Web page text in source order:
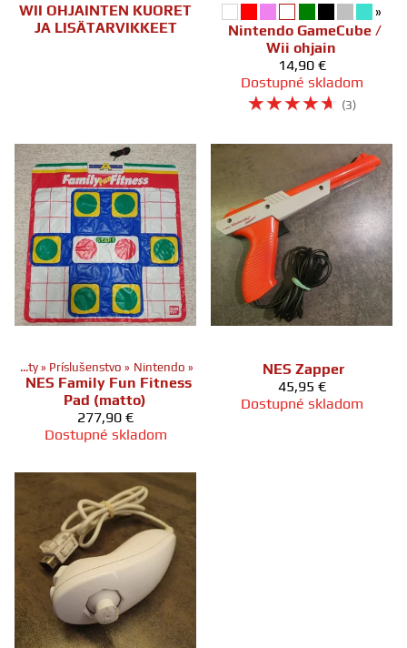
WII OHJAINTEN KUORET
JA LISÄTARVIKKEET
»
Nintendo GameCube /
Wii ohjain
14,90 €
Dostupné skladom
☆☆☆☆☆ (3)
Produkty ‪» Príslušenstvo ‪» Nintendo ‪»
NES Family Fun Fitness
Pad (matto)
277,90 €
Dostupné skladom
NES Zapper
45,95 €
Dostupné skladom